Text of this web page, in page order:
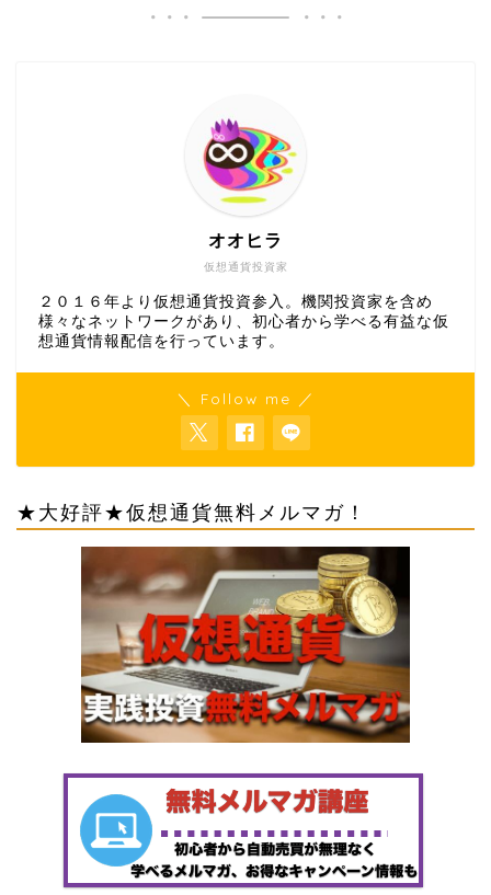
仮想通貨投資家
オオヒラ
２０１６年より仮想通貨投資参入。機関投資家を含め
様々なネットワークがあり、初心者から学べる有益な仮
想通貨情報配信を行っています。
＼ Follow me ／
★大好評★仮想通貨無料メルマガ！